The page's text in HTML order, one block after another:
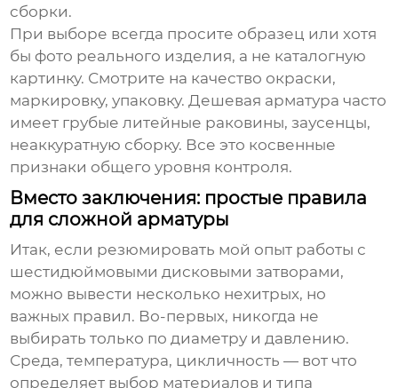
сборки.
При выборе всегда просите образец или хотя
бы фото реального изделия, а не каталогную
картинку. Смотрите на качество окраски,
маркировку, упаковку. Дешевая арматура часто
имеет грубые литейные раковины, заусенцы,
неаккуратную сборку. Все это косвенные
признаки общего уровня контроля.
Вместо заключения: простые правила
для сложной арматуры
Итак, если резюмировать мой опыт работы с
шестидюймовыми дисковыми затворами,
можно вывести несколько нехитрых, но
важных правил. Во-первых, никогда не
выбирать только по диаметру и давлению.
Среда, температура, цикличность — вот что
определяет выбор материалов и типа